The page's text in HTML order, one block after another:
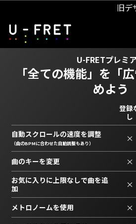
旧デ
U-FRETプレミ
「全ての機能」を 「
めよう
登録
し
自動スクロールの速度を調整
（曲のBPMに合わせた自動調整もあり） ×
曲のキーを変更 ×
お気に入りに上限なしで曲を追
加
×
メトロノームを使用 ×